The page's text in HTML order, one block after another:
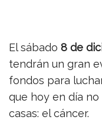
El sábado 8 de
tendrán un gran
fondos para
que hoy en día
casas: el cáncer.